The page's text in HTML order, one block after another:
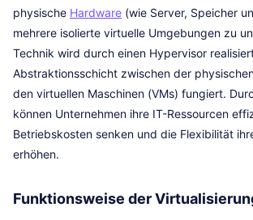
physische Hardware (wie Server, Speicher
mehrere isolierte virtuelle Umgebungen zu
Technik wird durch einen Hypervisor
Abstraktionsschicht zwischen der
den virtuellen Maschinen (VMs) fungiert.
können Unternehmen ihre IT-Ressourcen
Betriebskosten senken und die Flexibilität
erhöhen.
Funktionsweise der